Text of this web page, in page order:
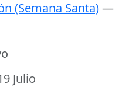
(Semana Santa)—
Julio